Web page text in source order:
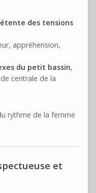
des tensions
appréhension,
du petit bassin,
centrale de la
rythme de la femme
et